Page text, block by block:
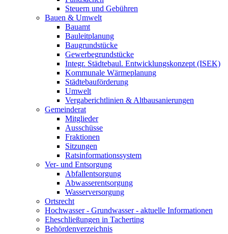
Steuern und Gebühren
Bauen & Umwelt
Bauamt
Bauleitplanung
Baugrundstücke
Gewerbegrundstücke
Integr. Städtebaul. Entwicklungskonzept (ISEK)
Kommunale Wärmeplanung
Städtebauförderung
Umwelt
Vergaberichtlinien & Altbausanierungen
Gemeinderat
Mitglieder
Ausschüsse
Fraktionen
Sitzungen
Ratsinformationssystem
Ver- und Entsorgung
Abfallentsorgung
Abwasserentsorgung
Wasserversorgung
Ortsrecht
Hochwasser - Grundwasser - aktuelle Informationen
Eheschließungen in Tacherting
Behördenverzeichnis